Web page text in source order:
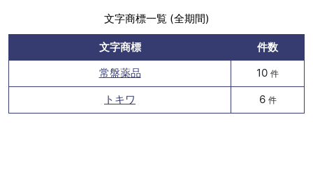
文字商標一覧 (全期間)
文字商標
件数
常盤薬品
10 件
トキワ 6 件